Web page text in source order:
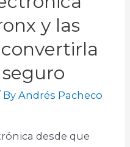
y las
ByAndrés Pacheco
desde que